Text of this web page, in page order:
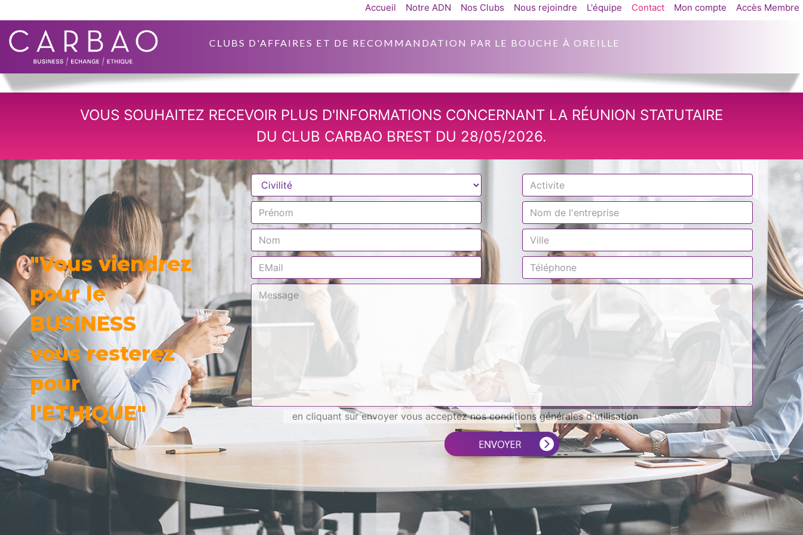
CLUBS D'AFFAIRES ET DE RECOMMANDATION PAR LE BOUCHE À OREILLE
Accueil Notre ADN Nos Clubs Nous rejoindre L'équipe Contact Mon compte Accès Membre
VOUS SOUHAITEZ RECEVOIR PLUS D'INFORMATIONS CONCERNANT LA RÉUNION STATUTAIRE
DU CLUB CARBAO BREST DU 28/05/2026.
"Vous viendrez
pour le
BUSINESS
vous resterez
pour
l'ETHIQUE"
en cliquant sur envoyer vous acceptez nos conditions générales d'utilisation